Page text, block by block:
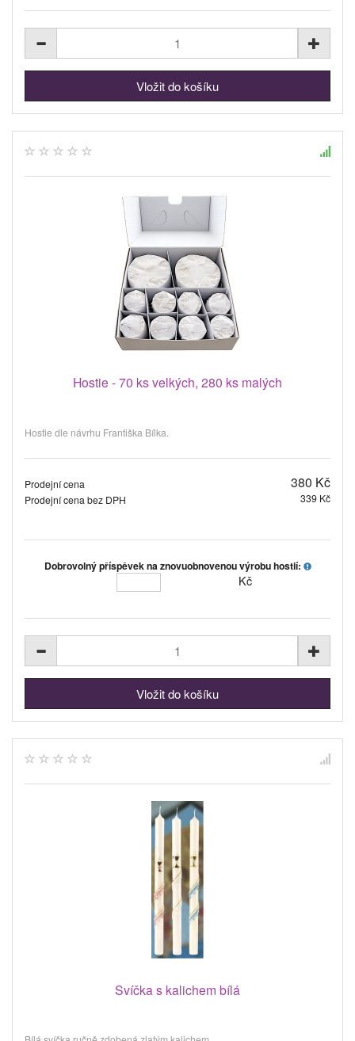
Hostie - 70 ks velkých, 280 ks malých
Hostie dle návrhu Františka Bílka.
Prodejní cena 380 Kč
Prodejní cena bez DPH 339 Kč
Dobrovolný příspěvek na znovuobnovenou výrobu hostií:
Kč
Svíčka s kalichem bílá